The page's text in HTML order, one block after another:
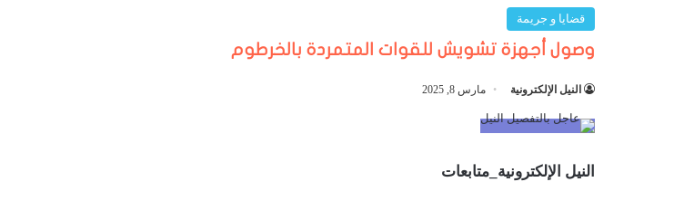
قضايا و جريمة
وصول أجهزة تشويش للقوات المتمردة بالخرطوم
النيل الإلكترونية مارس 8, 2025
النيل الإلكترونية_متابعات